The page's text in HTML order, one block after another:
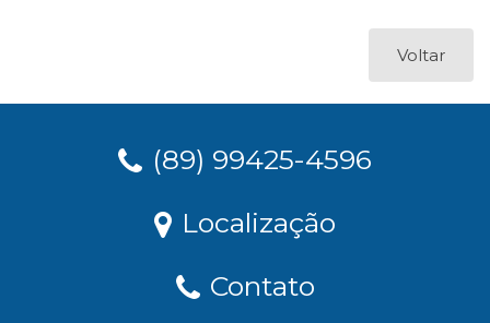
Voltar
(89) 99425-4596
Localização
Contato